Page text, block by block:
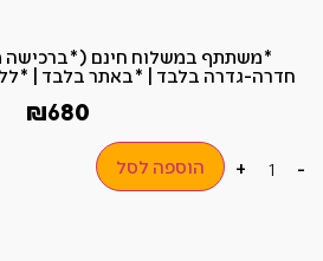
חדרה-גדרה בלבד | *באתר בלבד |
₪680
-
+ הוספה לסל